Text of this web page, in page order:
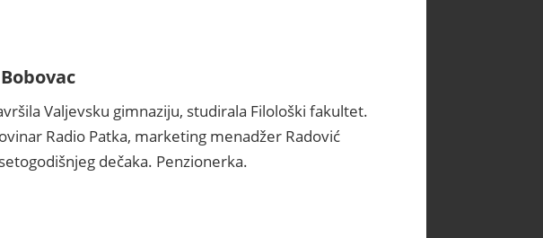
Valjevsku gimnaziju, studirala Filološki fakultet.
Radio Patka, marketing menadžer Radović
dečaka. Penzionerka.